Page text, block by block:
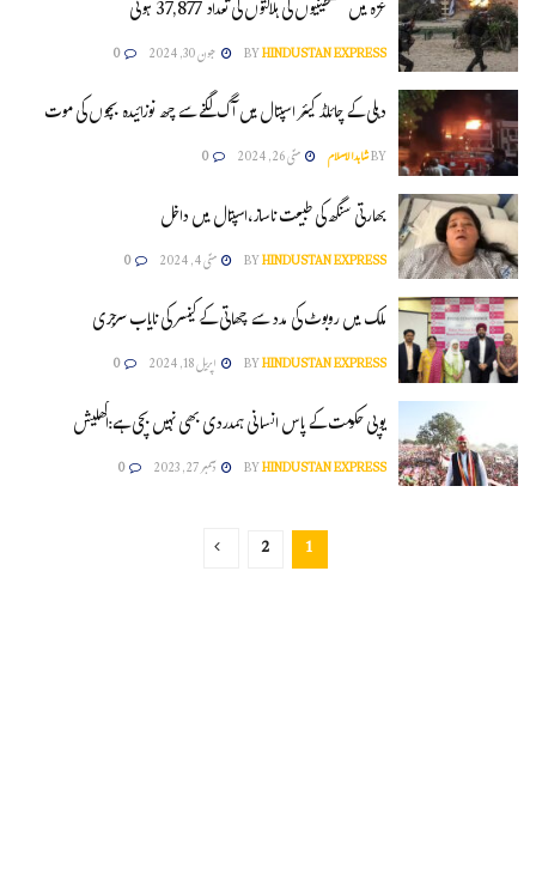
غزہ میں فلسطینیوں کی ہلاکتوں کی تعداد 37,877 ہوئی
BYHINDUSTAN EXPRESS جون 30, 2024 0
دہلی کے چائلڈ کیئر اسپتال میں آگ لگنے سے چھ نوزائیدہ بچوں کی موت
BYشاہدالاسلام مئی 26, 2024 0
بھارتی سنگھ کی طبیعت ناساز،اسپتال میں داخل
BYHINDUSTAN EXPRESS مئی 4, 2024 0
ملک میں روبوٹ کی مدد سے چھاتی کے کینسر کی نایاب سرجری
BYHINDUSTAN EXPRESS اپریل 18, 2024 0
یوپی حکومت کے پاس انسانی ہمدردی بھی نہیں بچی ہے:اکھلیش
BYHINDUSTAN EXPRESS دسمبر 27, 2023 0
1
2